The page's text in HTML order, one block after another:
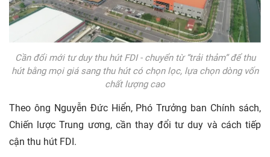
Cần đổi mới tư duy thu hút FDI - chuyển từ “trải thảm” để thu
hút bằng mọi giá sang thu hút có chọn lọc, lựa chọn dòng vốn
chất lượng cao
Theo ông Nguyễn Đức Hiển, Phó Trưởng ban Chính sách,
Chiến lược Trung ương, cần thay đổi tư duy và cách tiếp
cận thu hút FDI.